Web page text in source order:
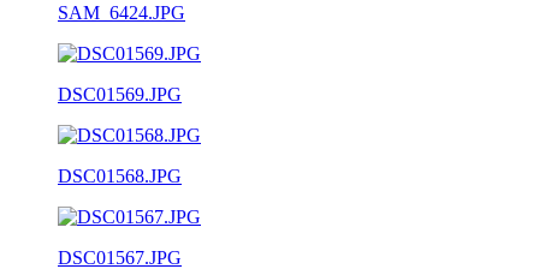
SAM_6424.JPG
DSC01569.JPG
DSC01568.JPG
DSC01567.JPG